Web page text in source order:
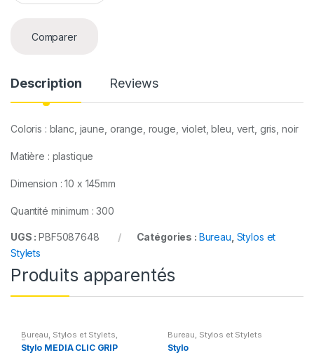
Comparer
Description Reviews
Coloris : blanc, jaune, orange, rouge, violet, bleu, vert, gris, noir
Matière : plastique
Dimension : 10 x 145mm
Quantité minimum : 300
UGS :PBF5087648 Catégories : Bureau, Stylos et
Stylets
Produits apparentés
Bureau, Stylos et Stylets,
Ecologie
Stylo MEDIA CLIC GRIP
Bureau, Stylos et Stylets
Stylo